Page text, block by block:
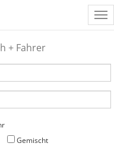
+ Fahrer
Gemischt